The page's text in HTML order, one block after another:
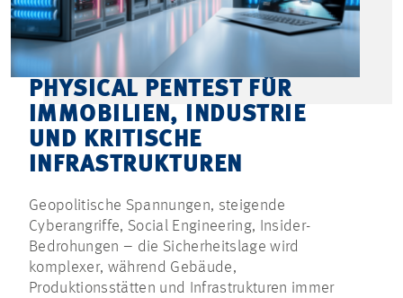
PHYSICAL PENTEST FÜR
IMMOBILIEN, INDUSTRIE
UND KRITISCHE
INFRASTRUKTUREN
Geopolitische Spannungen, steigende
Cyberangriffe, Social Engineering, Insider-
Bedrohungen – die Sicherheitslage wird
komplexer, während Gebäude,
Produktionsstätten und Infrastrukturen immer